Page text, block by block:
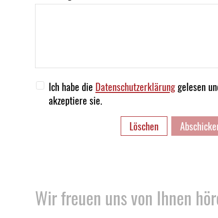
Ich habe die Datenschutzerklärunggelesen
akzeptiere sie.
Löschen
Wir freuen uns von Ihnen